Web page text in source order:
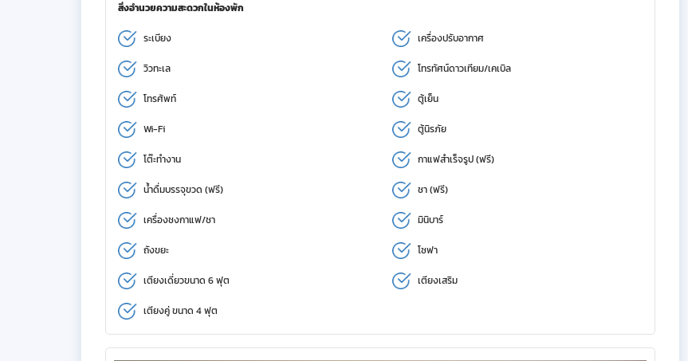
สิ่งอำนวยความสะดวกในห้องพัก
ระเบียง เครื่องปรับอากาศ
วิวทะเล โทรทัศน์ดาวเทียม/เคเบิล
โทรศัพท์ ตู้เย็น
Wi-Fi ตู้นิรภัย
โต๊ะทำงาน กาแฟสำเร็จรูป (ฟรี)
น้ำดื่มบรรจุขวด (ฟรี) ชา (ฟรี)
เครื่องชงกาแฟ/ชา มินิบาร์
ถังขยะ โซฟา
เตียงเดี่ยวขนาด 6 ฟุต เตียงเสริม
เตียงคู่ ขนาด 4 ฟุต